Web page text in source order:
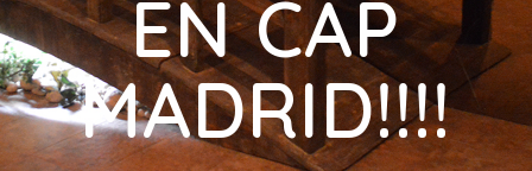
EN CAP
MADRID!!!!